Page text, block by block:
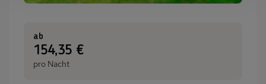
ab
:154,35 €
pro Nacht